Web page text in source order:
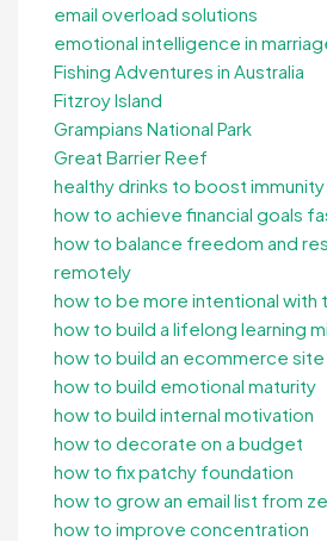
email overload solutions
emotional intelligence in
Fishing Adventures in Australia
Fitzroy Island
Grampians National Park
Great Barrier Reef
healthy drinks to boost immunity
how to achieve financial goals
how to balance freedom and
remotely
how to be more intentional with
how to build a lifelong learning
how to build an ecommerce site
how to build emotional maturity
how to build internal motivation
how to decorate on a budget
how to fix patchy foundation
how to grow an email list from
how to improve concentration